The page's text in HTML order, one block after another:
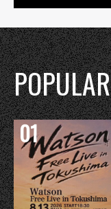
POPULAR